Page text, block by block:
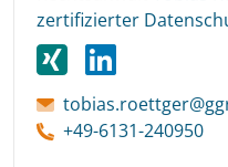
zertifizierter
+49-6131-240950